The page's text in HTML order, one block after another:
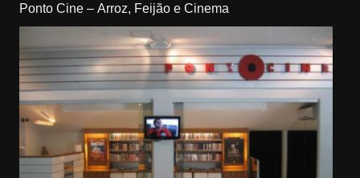
Ponto Cine – Arroz, Feijão e Cinema